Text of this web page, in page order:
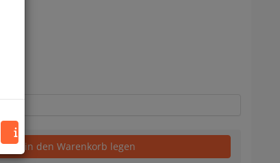
in den Warenkorb legen